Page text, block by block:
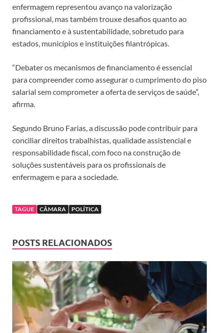
enfermagem representou avanço na valorização
profissional, mas também trouxe desafios quanto ao
financiamento e à sustentabilidade, sobretudo para
estados, municípios e instituições filantrópicas.
“Debater os mecanismos de financiamento é essencial
para compreender como assegurar o cumprimento do piso
salarial sem comprometer a oferta de serviços de saúde”,
afirma.
Segundo Bruno Farias, a discussão pode contribuir para
conciliar direitos trabalhistas, qualidade assistencial e
responsabilidade fiscal, com foco na construção de
soluções sustentáveis para os profissionais de
enfermagem e para a sociedade.
TAGUE CÂMARA POLÍTICA
POSTS RELACIONADOS